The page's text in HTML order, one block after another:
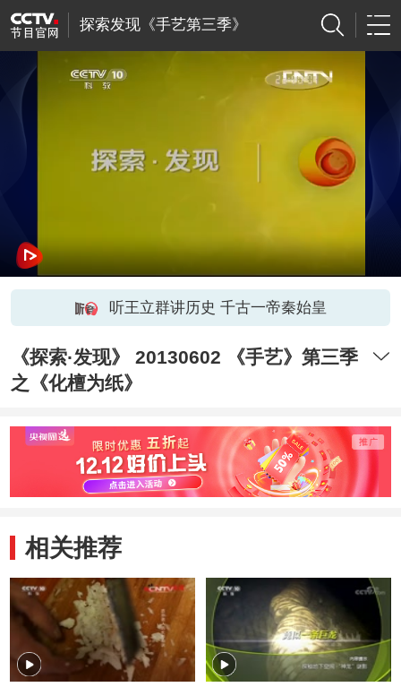
探索发现《手艺第三季》
听王立群讲历史 千古一帝秦始皇
《探索·发现》 20130602 《手艺》第三季
之《化檀为纸》
相关推荐